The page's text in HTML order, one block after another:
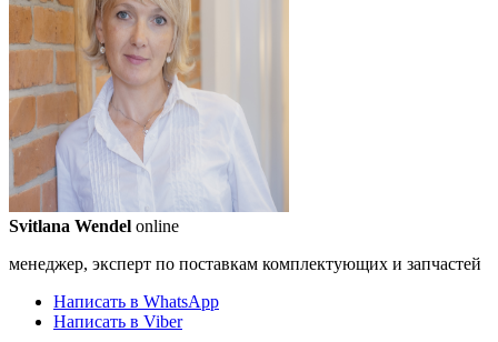
Svitlana Wendel online
менеджер, эксперт по поставкам комплектующих и запчастей
Написать в WhatsApp
Написать в Viber